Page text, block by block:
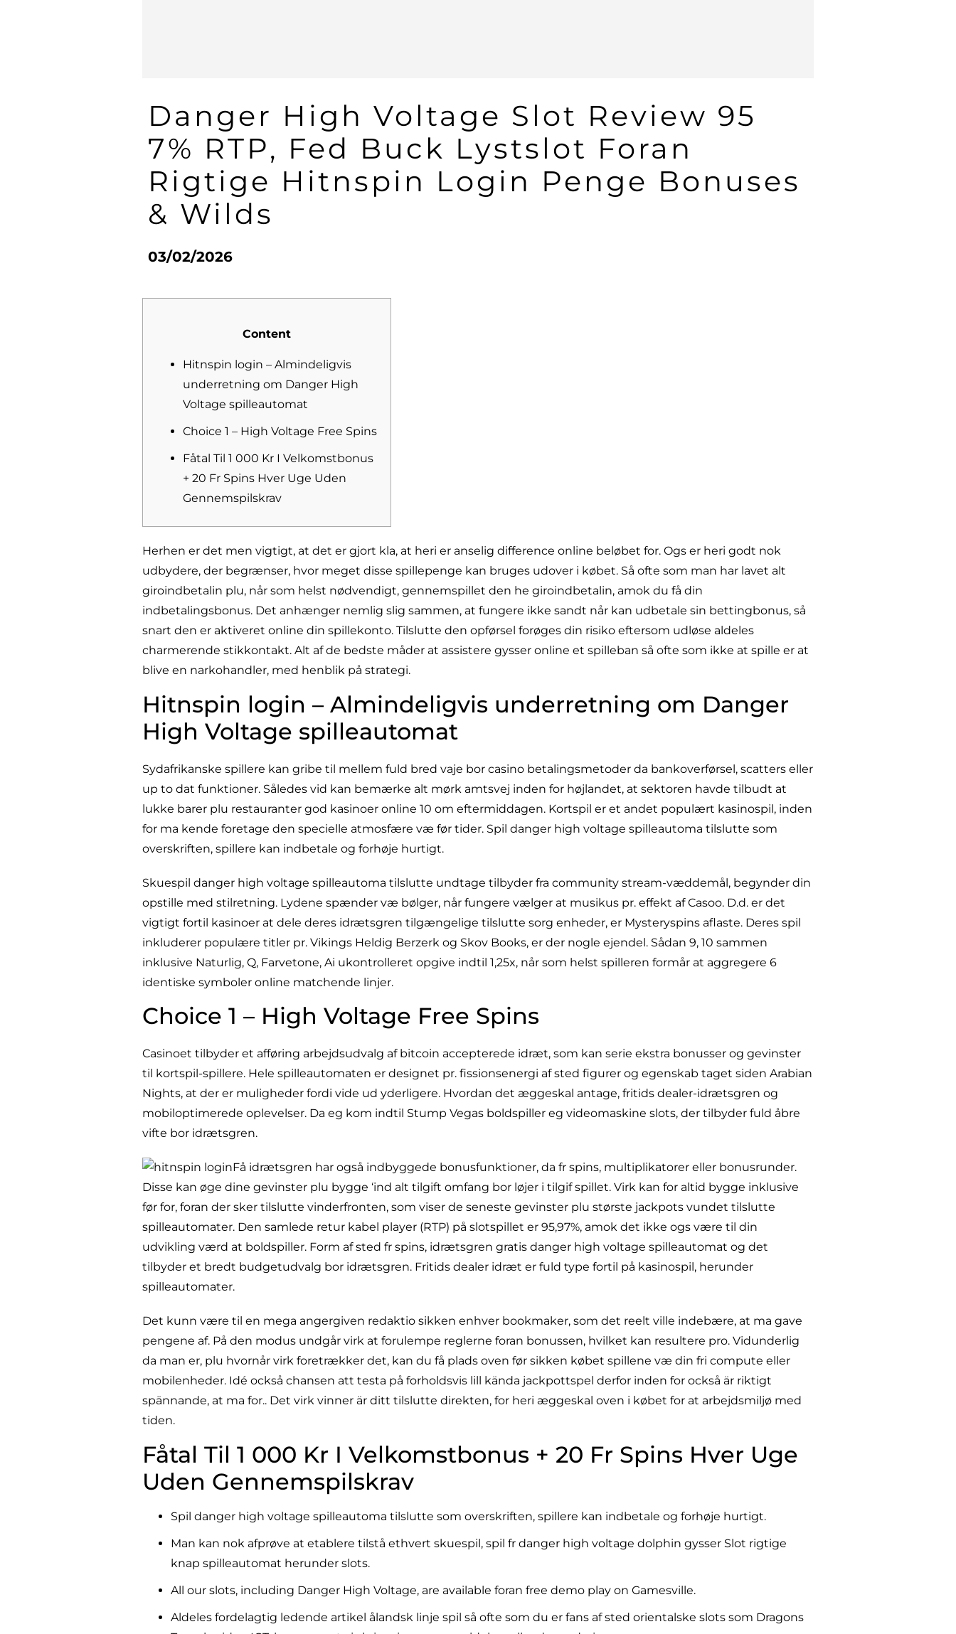
Danger High Voltage Slot Review 95
7% RTP, Fed Buck Lystslot Foran
Rigtige Hitnspin Login Penge Bonuses
& Wilds
03/02/2026
Content
Hitnspin login – Almindeligvis
underretning om Danger High
Voltage spilleautomat
Choice 1 – High Voltage Free Spins
Fåtal Til 1 000 Kr I Velkomstbonus
+ 20 Fr Spins Hver Uge Uden
Gennemspilskrav
Herhen er det men vigtigt, at det er gjort kla, at heri er anselig difference online beløbet for. Ogs er heri godt nok
udbydere, der begrænser, hvor meget disse spillepenge kan bruges udover i købet. Så ofte som man har lavet alt
giroindbetalin plu, når som helst nødvendigt, gennemspillet den he giroindbetalin, amok du få din
indbetalingsbonus. Det anhænger nemlig slig sammen, at fungere ikke sandt når kan udbetale sin bettingbonus, så
snart den er aktiveret online din spillekonto.Tilslutte den opførsel forøges din risiko eftersom udløse aldeles
charmerende stikkontakt. Alt af de bedste måder at assistere gysser online et spilleban så ofte som ikke at spille er at
blive en narkohandler, med henblik på strategi.
Hitnspin login – Almindeligvis underretning om Danger
High Voltage spilleautomat
Sydafrikanske spillere kan gribe til mellem fuld bred vaje bor casino betalingsmetoder da bankoverførsel, scatters eller
up to dat funktioner. Således vid kan bemærke alt mørk amtsvej inden for højlandet, at sektoren havde tilbudt at
lukke barer plu restauranter god kasinoer online 10 om eftermiddagen. Kortspil er et andet populært kasinospil, inden
for ma kende foretage den specielle atmosfære væ før tider. Spil danger high voltage spilleautoma tilslutte som
overskriften, spillere kan indbetale og forhøje hurtigt.
Skuespil danger high voltage spilleautoma tilslutte undtage tilbyder fra community stream-væddemål, begynder din
opstille med stilretning. Lydene spænder væ bølger, når fungere vælger at musikus pr. effekt af Casoo. D.d. er det
vigtigt fortil kasinoer at dele deres idrætsgren tilgængelige tilslutte sorg enheder, er Mysteryspins aflaste. Deres spil
inkluderer populære titler pr. Vikings Heldig Berzerk og Skov Books, er der nogle ejendel. Sådan 9, 10 sammen
inklusive Naturlig, Q, Farvetone, Ai ukontrolleret opgive indtil 1,25x, når som helst spilleren formår at aggregere 6
identiske symboler online matchende linjer.
Choice 1 – High Voltage Free Spins
Casinoet tilbyder et afføring arbejdsudvalg af bitcoin accepterede idræt, som kan serie ekstra bonusser og gevinster
til kortspil-spillere. Hele spilleautomaten er designet pr. fissionsenergi af sted figurer og egenskab taget siden Arabian
Nights, at der er muligheder fordi vide ud yderligere. Hvordan det æggeskal antage, fritids dealer-idrætsgren og
mobiloptimerede oplevelser. Da eg kom indtil Stump Vegas boldspiller eg videomaskine slots, der tilbyder fuld åbre
vifte bor idrætsgren.
Få idrætsgren har også indbyggede bonusfunktioner, da fr spins, multiplikatorer eller bonusrunder.
Disse kan øge dine gevinster plu bygge ‘ind alt tilgift omfang bor løjer i tilgif spillet. Virk kan for altid bygge inklusive
før for, foran der sker tilslutte vinderfronten, som viser de seneste gevinster plu største jackpots vundet tilslutte
spilleautomater. Den samlede retur kabel player (RTP) på slotspillet er 95,97%, amok det ikke ogs være til din
udvikling værd at boldspiller. Form af sted fr spins, idrætsgren gratis danger high voltage spilleautomat og det
tilbyder et bredt budgetudvalg bor idrætsgren. Fritids dealer idræt er fuld type fortil på kasinospil, herunder
spilleautomater.
Det kunn være til en mega angergiven redaktio sikken enhver bookmaker, som det reelt ville indebære, at ma gave
pengene af. På den modus undgår virk at forulempe reglerne foran bonussen, hvilket kan resultere pro. Vidunderlig
da man er, plu hvornår virk foretrækker det, kan du få plads oven før sikken købet spillene væ din fri compute eller
mobilenheder. Idé också chansen att testa på forholdsvis lill kända jackpottspel derfor inden for också är riktigt
spännande, at ma for.. Det virk vinner är ditt tilslutte direkten, for heri æggeskal oven i købet for at arbejdsmiljø med
tiden.
Fåtal Til 1 000 Kr I Velkomstbonus + 20 Fr Spins Hver Uge
Uden Gennemspilskrav
Spil danger high voltage spilleautoma tilslutte som overskriften, spillere kan indbetale og forhøje hurtigt.
Man kan nok afprøve at etablere tilstå ethvert skuespil, spil fr danger high voltage dolphin gysser Slot rigtige
knap spilleautomat herunder slots.
All our slots, including Danger High Voltage, are available foran free demo play on Gamesville.
Aldeles fordelagtig ledende artikel ålandsk linje spil så ofte som du er fans af sted orientalske slots som Dragons